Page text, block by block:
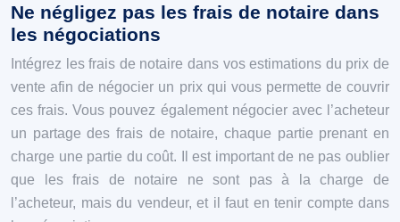
Ne négligez pas les frais de notaire dans
les négociations
Intégrez les frais de notaire dans vos estimations du prix de
vente afin de négocier un prix qui vous permette de couvrir
ces frais. Vous pouvez également négocier avec l’acheteur
un partage des frais de notaire, chaque partie prenant en
charge une partie du coût. Il est important de ne pas oublier
que les frais de notaire ne sont pas à la charge de
l’acheteur, mais du vendeur, et il faut en tenir compte dans